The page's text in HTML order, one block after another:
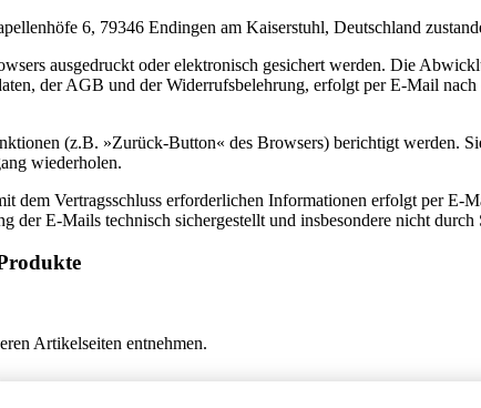
6, 79346 Endingen am Kaiserstuhl, Deutschland
ausgedruckt oder elektronisch gesichert werden. Die
der AGB und der Widerrufsbelehrung, erfolgt per E-Mail
(z.B. »Zurück-Button« des Browsers) berichtigt werden.
wiederholen.
Vertragsschluss erforderlichen Informationen erfolgt per E-
der E-Mails technisch sichergestellt und insbesondere nicht
Artikelseiten entnehmen.